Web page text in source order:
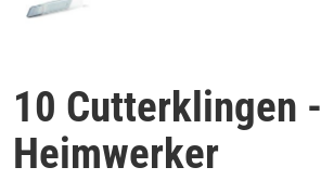
10 Cutterklingen -
Heimwerker